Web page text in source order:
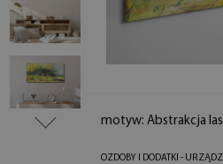
motyw: Abstrakcja las
OZDOBY I DODATKI -